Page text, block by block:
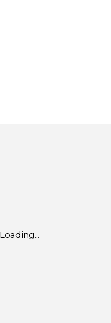
Loading...